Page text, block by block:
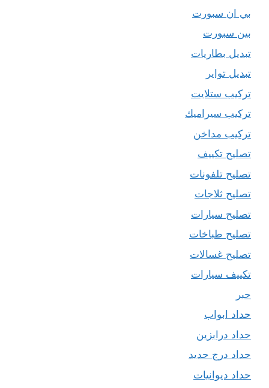
بي ان سبورت
بين سبورت
تبديل بطاريات
تبديل تواير
تركيب ستلايت
تركيب سيراميك
تركيب مداخن
تصليح تكييف
تصليح تلفونات
تصليح ثلاجات
تصليح سيارات
تصليح طباخات
تصليح غسالات
تكييف سيارات
حبر
حداد ابواب
حداد درابزين
حداد درج حديد
حداد ديوانيات